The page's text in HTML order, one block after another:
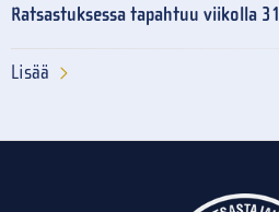
Ratsastuksessa tapahtuu viikolla 31
Lisää